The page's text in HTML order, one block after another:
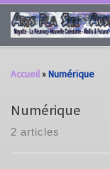
Passer au contenu
Accueil»Numérique
Numérique
2 articles